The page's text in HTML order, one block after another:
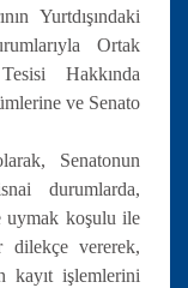
Yurtdışındaki
Ortak
Hakkında
ve Senato
Senatonun
durumlarda,
uymak koşulu ile
dilekçe vererek,
kayıt işlemlerini